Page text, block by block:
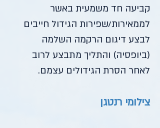
קביעה חד משמעית באשר
לממאירות/שפירות הגידול חייבים
לבצע דיגום הרקמה השלמה
(ביופסיה) והתליך מתבצע לרוב
לאחר הסרת הגידולים עצמם.
צילומי רנטגן